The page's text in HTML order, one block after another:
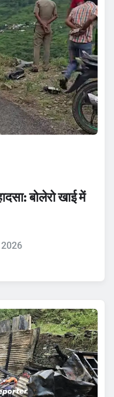
बोलेरो खाई में